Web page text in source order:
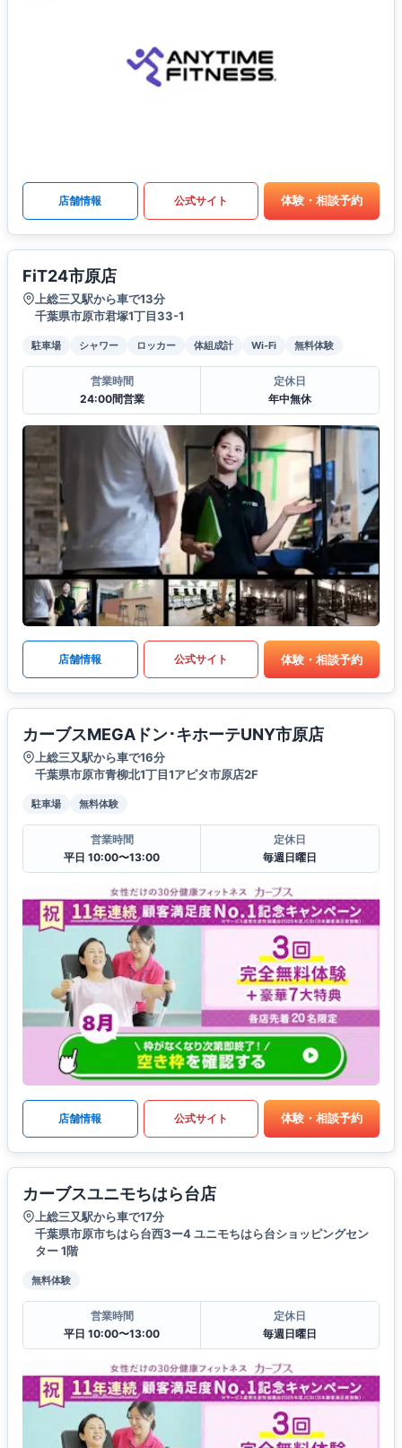
店舗情報 公式サイト 体験・相談予約
FiT24市原店
上総三又駅から車で13分
千葉県市原市君塚1丁目33-1
駐車場 シャワー ロッカー 体組成計 Wi-Fi 無料体験
営業時間
24:00間営業
定休日
年中無休
店舗情報 公式サイト 体験・相談予約
カーブスMEGAドン･キホーテUNY市原店
上総三又駅から車で16分
千葉県市原市青柳北1丁目1アピタ市原店2F
駐車場 無料体験
営業時間
平日 10:00〜13:00
定休日
毎週日曜日
店舗情報 公式サイト 体験・相談予約
カーブスユニモちはら台店
上総三又駅から車で17分
千葉県市原市ちはら台西3ー4 ユニモちはら台ショッピングセン
ター 1階
無料体験
営業時間
平日 10:00〜13:00
定休日
毎週日曜日